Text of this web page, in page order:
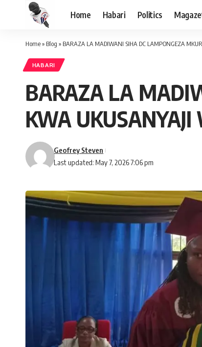
Home Habari Politics
Home» Blog » BARAZA LA MADIWANI SIHA DC LAMPONGEZA
HABARI
BARAZA LA
KWA
Last updated: May 7, 2026 7:06 pm
Geofrey Steven